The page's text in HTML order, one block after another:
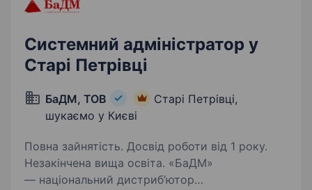
Системний адміністратор у
Старі Петрівці
БаДМ, ТОВ
Старі Петрівці,
шукаємо у Києві
Повна зайнятість. Досвід роботи від 1 року.
Незакінчена вища освіта. «БаДМ»
— національний дистриб’ютор